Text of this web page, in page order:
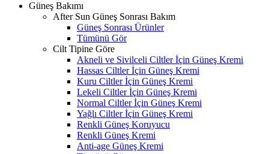
Güneş Bakımı
After Sun Güneş Sonrası Bakım
Güneş Sonrası Ürünler
Tümünü Gör
Cilt Tipine Göre
Akneli ve Sivilceli Ciltler İçin Güneş Kremi
Hassas Ciltler İçin Güneş Kremi
Kuru Ciltler İçin Güneş Kremi
Lekeli Ciltler İçin Güneş Kremi
Normal Ciltler İçin Güneş Kremi
Yağlı Ciltler İçin Güneş Kremi
Renkli Güneş Koruyucu
Renkli Güneş Kremi
Anti-age Güneş Kremi